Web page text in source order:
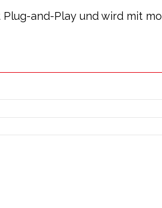
and-Play und wird mit